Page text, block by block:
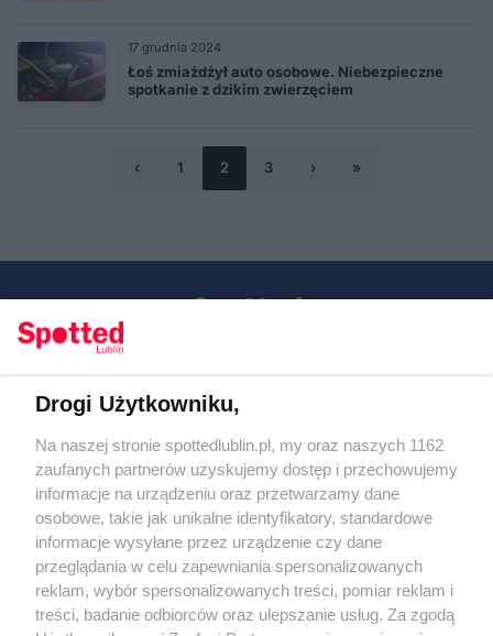
17 grudnia 2024
Łoś zmiażdżył auto osobowe. Niebezpieczne
spotkanie z dzikim zwierzęciem
‹ 1 2 3 › »
KATEGORIE
OGŁOSZENIA
Regulamin
Polityka prywatności
RODO
Warunki korzystania z treści
Drogi Użytkowniku,
Na naszej stronie spottedlublin.pl, my oraz naszych 1162
zaufanych partnerów uzyskujemy dostęp i przechowujemy
informacje na urządzeniu oraz przetwarzamy dane
osobowe, takie jak unikalne identyfikatory, standardowe
informacje wysyłane przez urządzenie czy dane
przeglądania w celu zapewniania spersonalizowanych
reklam, wybór spersonalizowanych treści, pomiar reklam i
treści, badanie odbiorców oraz ulepszanie usług. Za zgodą